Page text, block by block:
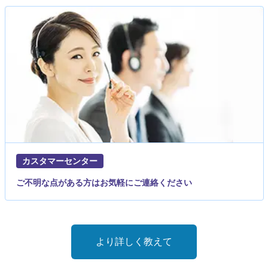
カスタマーセンター
ご不明な点がある方はお気軽にご連絡ください
より詳しく教えて